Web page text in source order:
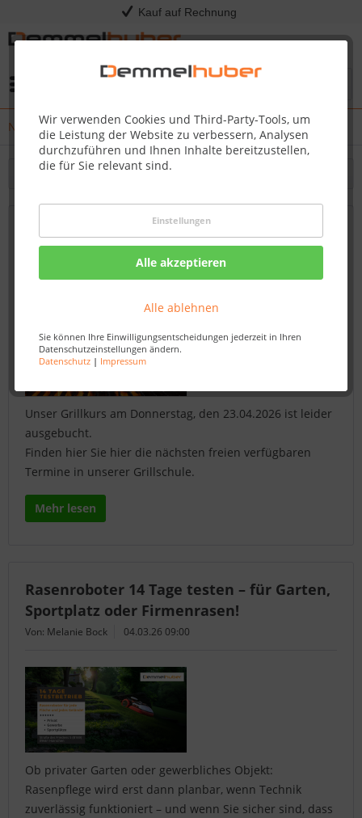
Kauf auf Rechnung
Wir verwenden Cookies und Third-Party-Tools, um
die Leistung der Website zu verbessern, Analysen
durchzuführen und Ihnen Inhalte bereitzustellen,
die für Sie relevant sind.
Einstellungen
Alle akzeptieren
Alle ablehnen
Sie können Ihre Einwilligungsentscheidungen jederzeit in Ihren
Datenschutzeinstellungen ändern.
Datenschutz| Impressum
News
Filtern
Nächster Grillkurs: 23.04.2026 - Original
American BBQ
Von: Nadine Wagner
Unser Grillkurs am Donnerstag, den 23.04.2026 ist leider
ausgebucht.
Finden hier Sie hier die nächsten freien verfügbaren
Termine in unserer Grillschule.
Mehr lesen
Rasenroboter 14 Tage testen – für Garten,
Sportplatz oder Firmenrasen!
Von: Melanie Bock 04.03.26 09:00
Ob privater Garten oder gewerbliches Objekt:
Rasenpflege wird erst dann planbar, wenn Technik
zuverlässig funktioniert – und wenn Sie sicher sind, dass